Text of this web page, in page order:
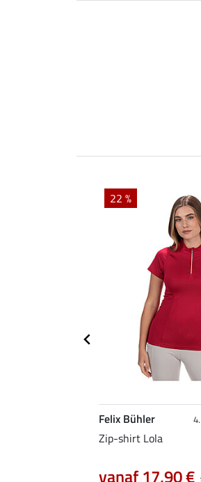
22 %
Felix Bühler
Zip-shirt Lola
vanaf 17,90 €